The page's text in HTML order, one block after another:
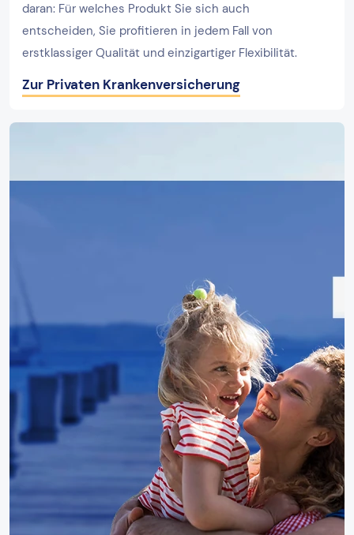
daran: Für welches Produkt Sie sich auch
entscheiden, Sie profitieren in jedem Fall von
erstklassiger Qualität und einzigartiger Flexibilität.
Zur Privaten Krankenversicherung